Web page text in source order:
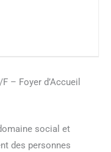
– Foyer d’Accueil
social et
des personnes